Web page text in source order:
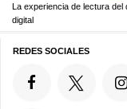
La experiencia de lectura del
digital
REDES SOCIALES